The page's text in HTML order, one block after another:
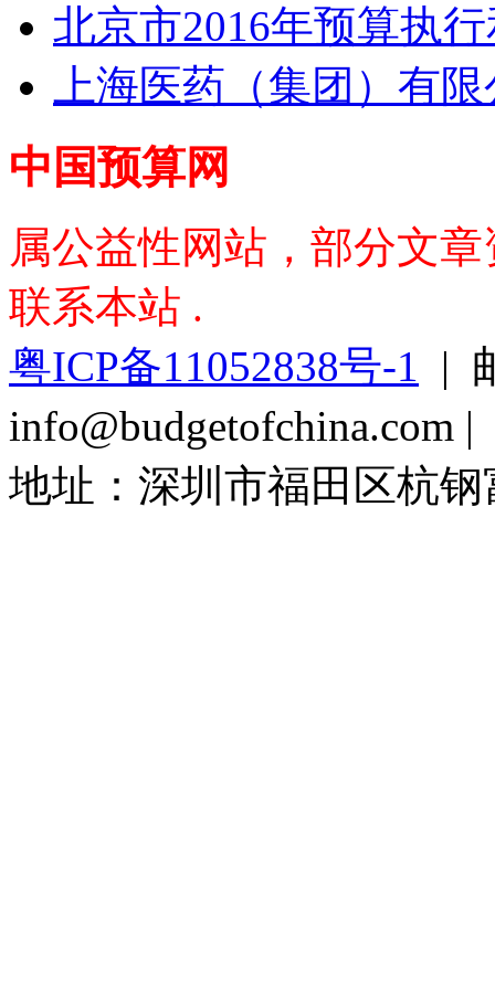
北京市2016年预算执
上海医药（集团）有
中国预算网
属公益性网站，部分文
联系本站 .
粤ICP备11052838号-1 |
info@budgetofchina.com
地址：深圳市福田区杭钢